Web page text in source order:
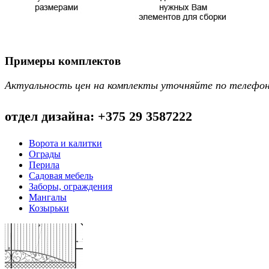
Примеры комплектов
Актуальность цен на комплекты уточняйте по
отдел дизайна: +375 29 3587222
Ворота и калитки
Ограды
Перила
Садовая мебель
Заборы, ограждения
Мангалы
Козырьки